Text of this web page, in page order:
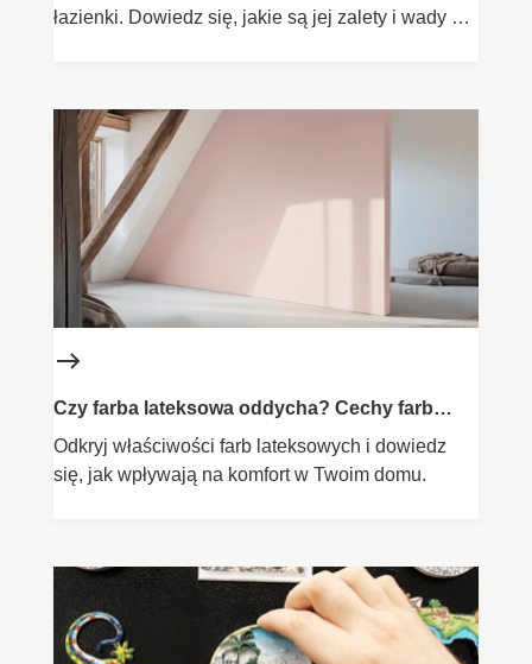
łazienki. Dowiedz się, jakie są jej zalety i wady w
Czy farba lateksowa oddycha? Cechy farb
lateksowych
Odkryj właściwości farb lateksowych i dowiedz
się, jak wpływają na komfort w Twoim domu.